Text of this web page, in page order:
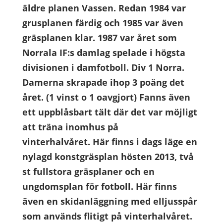
äldre planen Vassen. Redan 1984 var
grusplanen färdig och 1985 var även
gräsplanen klar. 1987 var året som
Norrala IF:s damlag spelade i högsta
divisionen i damfotboll. Div 1 Norra.
Damerna skrapade ihop 3 poäng det
året. (1 vinst o 1 oavgjort) Fanns även
ett uppblåsbart tält där det var möjligt
att träna inomhus på
vinterhalvåret. Här finns i dags läge en
nylagd konstgräsplan hösten 2013, två
st fullstora gräsplaner och en
ungdomsplan för fotboll. Här finns
även en skidanläggning med elljusspår
som används flitigt på vinterhalvåret.